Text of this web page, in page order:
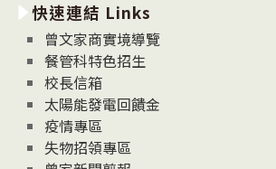
消
息
News
快速連結 Links
曾文家商實境導覽
餐管科特色招生
校長信箱
太陽能發電回饋金
疫情專區
失物招領專區